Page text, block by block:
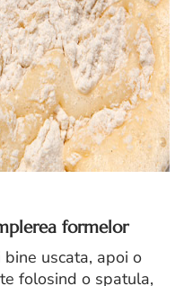
formelor
uscata, apoi o
folosind o spatula,